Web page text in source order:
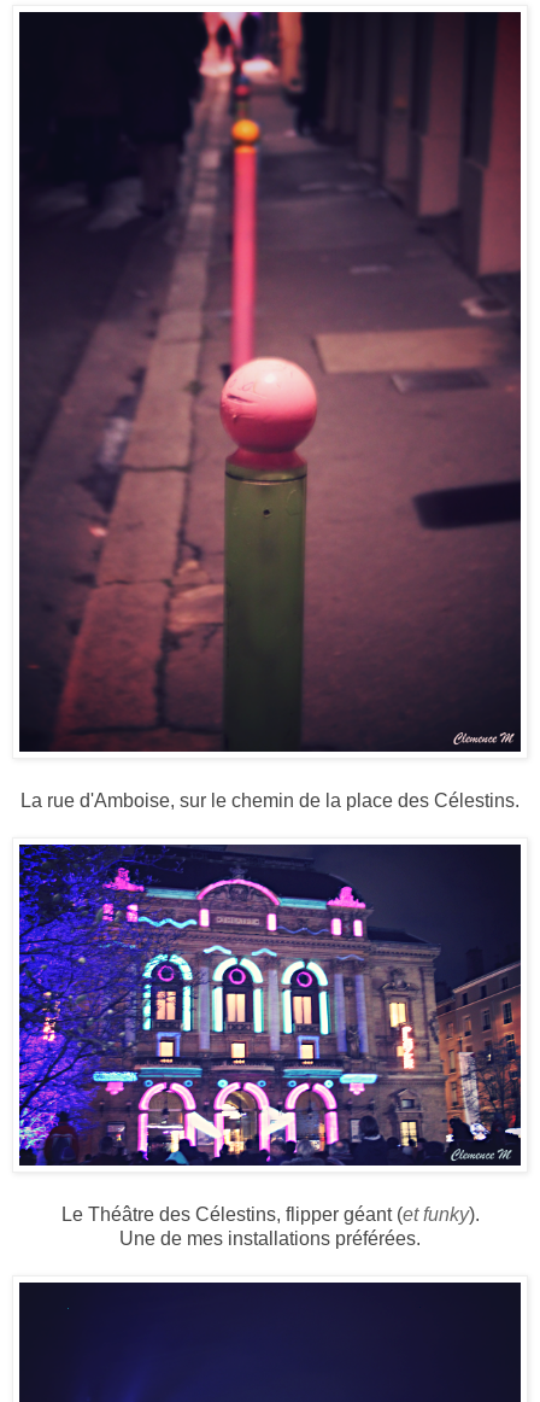
La rue d'Amboise, sur le chemin de la place des Célestins.
Le Théâtre des Célestins, flipper géant (et funky).
Une de mes installations préférées.